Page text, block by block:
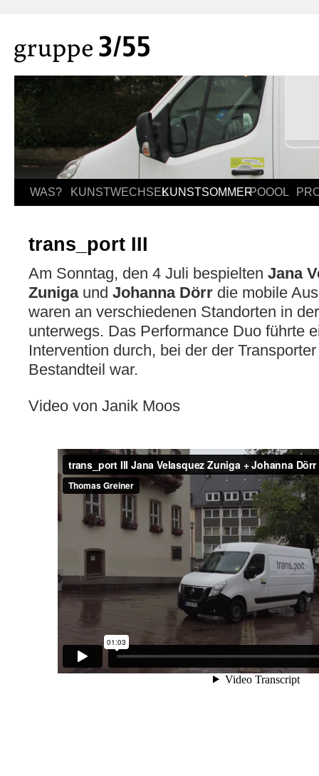
WAS? KUNSTWECHSELKUNSTSOMMERPOOOL
trans_port III
Am Sonntag, den 4 Juli bespielten Jana
Zunigaund Johanna Dörr die mobile
waren an verschiedenen Standorten in
unterwegs. Das Performance Duo führte
Intervention durch, bei der der
Bestandteil war.
Video von Janik Moos